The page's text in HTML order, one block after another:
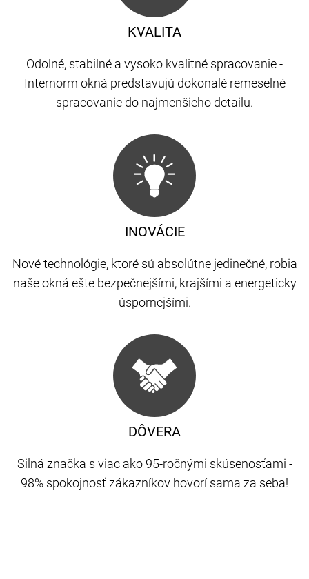
KVALITA
Odolné, stabilné a vysoko kvalitné spracovanie -
Internorm okná predstavujú dokonalé remeselné
spracovanie do najmenšieho detailu.
DÔVERA
Silná značka s viac ako 95-ročnými skúsenosťami -
98% spokojnosť zákazníkov hovorí sama za seba!
INOVÁCIE
Nové technológie, ktoré sú absolútne jedinečné, robia
naše okná ešte bezpečnejšími, krajšími a energeticky
úspornejšími.